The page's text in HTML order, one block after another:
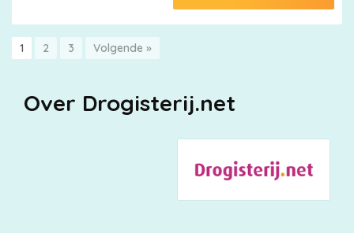
1 2 3 Volgende »
Over Drogisterij.net